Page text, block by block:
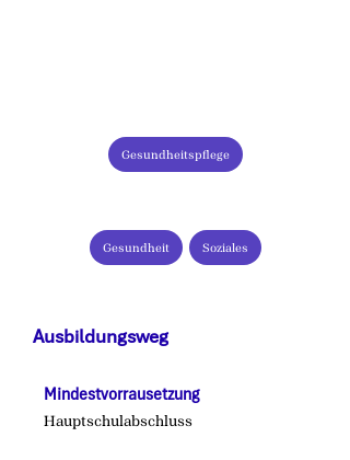
Gesundheitspflege
Gesundheit Soziales
Ausbildungsweg
Mindestvorrausetzung
Hauptschulabschluss